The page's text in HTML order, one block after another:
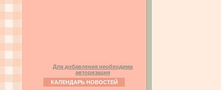
Для добавления необходима
авторизация
КАЛЕНДАРЬ НОВОСТЕЙ